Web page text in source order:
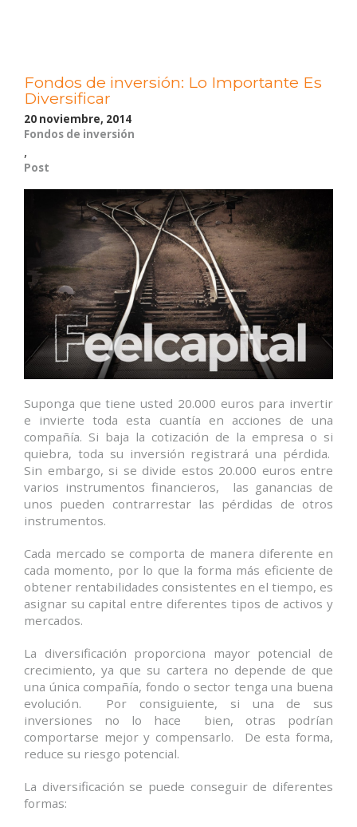
Fondos de inversión: Lo Importante Es
Diversificar
20 noviembre, 2014
Fondos de inversión
,
Post
Suponga que tiene usted 20.000 euros para invertir
e invierte toda esta cuantía en acciones de una
compañía. Si baja la cotización de la empresa o si
quiebra, toda su inversión registrará una pérdida.
Sin embargo, si se divide estos 20.000 euros entre
varios instrumentos financieros, las ganancias de
unos pueden contrarrestar las pérdidas de otros
instrumentos.
Cada mercado se comporta de manera diferente en
cada momento, por lo que la forma más eficiente de
obtener rentabilidades consistentes en el tiempo, es
asignar su capital entre diferentes tipos de activos y
mercados.
La diversificación proporciona mayor potencial de
crecimiento, ya que su cartera no depende de que
una única compañía, fondo o sector tenga una buena
evolución. Por consiguiente, si una de sus
inversiones no lo hace bien, otras podrían
comportarse mejor y compensarlo. De esta forma,
reduce su riesgo potencial.
La diversificación se puede conseguir de diferentes
formas: